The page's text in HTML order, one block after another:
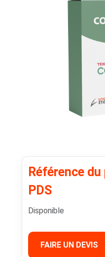
Référence
PDS
Disponible
FAIRE UN DEVIS